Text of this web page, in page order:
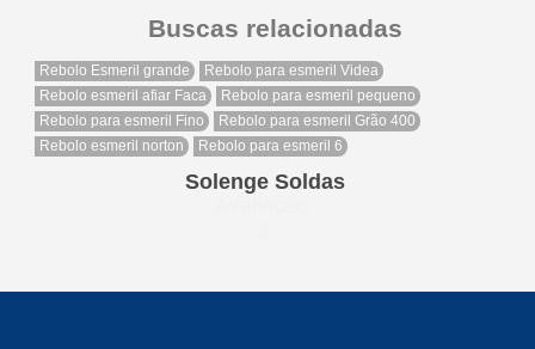
Buscas relacionadas
Rebolo Esmeril grande
Rebolo para esmeril Videa
Rebolo esmeril afiar Faca
Rebolo para esmeril pequeno
Rebolo para esmeril Fino
Rebolo para esmeril Grão 400
Rebolo esmeril norton
Rebolo para esmeril 6
Solenge Soldas